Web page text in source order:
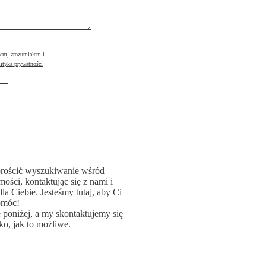
zrozumiałem i
prywatności
wyszukiwanie wśród
kontaktując się z nami i
Ciebie. Jesteśmy tutaj, aby Ci
a my skontaktujemy się
jak to możliwe.